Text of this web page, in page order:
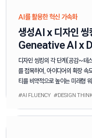
AI를 활용한 혁신 가속화
생성AI x 디자인 씽
Geneative AI x
디자인 씽킹의 각 단계(공감~테
를 접목하여, 아이디어의 확장 속
티를 비약적으로 높이는 미래형
#AI FLUENCY #DESIGN